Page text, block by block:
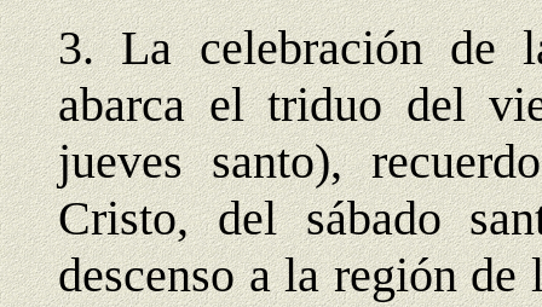
3. La celebración de
abarca el triduo del
jueves santo),
Cristo, del sábado
descenso a la región